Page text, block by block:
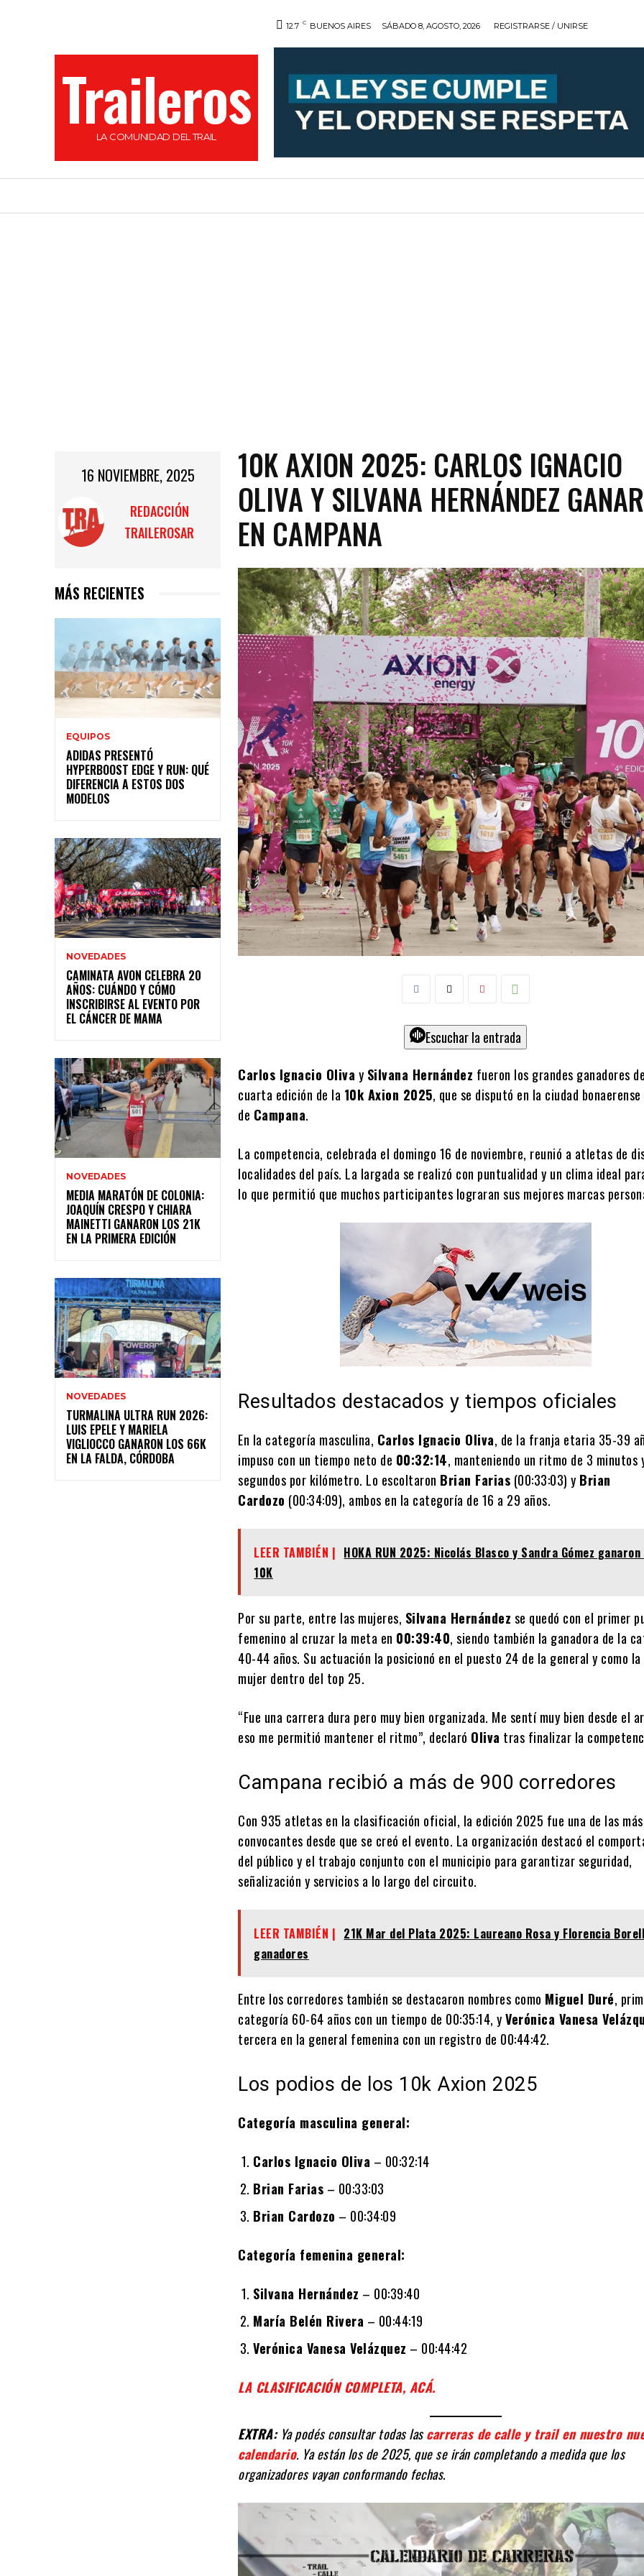
Traileros
LA COMUNIDAD DEL TRAIL
12.7 C BUENOS AIRES SÁBADO 8, AGOSTO, 2026 REGISTRARSE / UNIRSE
16 NOVIEMBRE, 2025
REDACCIÓN
TRAILEROSAR
MÁS RECIENTES
EQUIPOS
ADIDAS PRESENTÓ
HYPERBOOST EDGE Y RUN: QUÉ
DIFERENCIA A ESTOS DOS
MODELOS
NOVEDADES
CAMINATA AVON CELEBRA 20
AÑOS: CUÁNDO Y CÓMO
INSCRIBIRSE AL EVENTO POR
EL CÁNCER DE MAMA
NOVEDADES
MEDIA MARATÓN DE COLONIA:
JOAQUÍN CRESPO Y CHIARA
MAINETTI GANARON LOS 21K
EN LA PRIMERA EDICIÓN
NOVEDADES
TURMALINA ULTRA RUN 2026:
LUIS EPELE Y MARIELA
VIGLIOCCO GANARON LOS 66K
EN LA FALDA, CÓRDOBA
10K AXION 2025: CARLOS IGNACIO
OLIVA Y SILVANA HERNÁNDEZ
EN CAMPANA
Escuchar la entrada
Carlos Ignacio Oliva y Silvana Hernández fueron los grandes ganadores
cuarta edición de la 10k Axion 2025, que se disputó en la ciudad bonaerense
de Campana.
La competencia, celebrada el domingo 16 de noviembre, reunió a atletas de
localidades del país. La largada se realizó con puntualidad y un clima ideal
lo que permitió que muchos participantes lograran sus mejores marcas
Resultados destacados y tiempos oficiales
En la categoría masculina, Carlos Ignacio Oliva, de la franja etaria 35-39
impuso con un tiempo neto de 00:32:14, manteniendo un ritmo de 3 minutos
segundos por kilómetro. Lo escoltaron Brian Farias (00:33:03) y Brian
Cardozo (00:34:09), ambos en la categoría de 16 a 29 años.
LEER TAMBIÉN | HOKA RUN 2025: Nicolás Blasco y Sandra Gómez
10K
Por su parte, entre las mujeres, Silvana Hernández se quedó con el primer
femenino al cruzar la meta en 00:39:40, siendo también la ganadora de la
40-44 años. Su actuación la posicionó en el puesto 24 de la general y como
mujer dentro del top 25.
“Fue una carrera dura pero muy bien organizada. Me sentí muy bien desde el
eso me permitió mantener el ritmo”, declaró Oliva tras finalizar la
Campana recibió a más de 900 corredores
Con 935 atletas en la clasificación oficial, la edición 2025 fue una de las más
convocantes desde que se creó el evento. La organización destacó el
del público y el trabajo conjunto con el municipio para garantizar seguridad,
señalización y servicios a lo largo del circuito.
LEER TAMBIÉN | 21K Mar del Plata 2025: Laureano Rosa y Florencia
ganadores
Entre los corredores también se destacaron nombres como Miguel Duré,
categoría 60-64 años con un tiempo de 00:35:14, yVerónica Vanesa
tercera en la general femenina con un registro de 00:44:42.
Los podios de los 10k Axion 2025
Categoría masculina general:
Carlos Ignacio Oliva – 00:32:14
Brian Farias – 00:33:03
Brian Cardozo – 00:34:09
Categoría femenina general:
Silvana Hernández – 00:39:40
María Belén Rivera – 00:44:19
Verónica Vanesa Velázquez – 00:44:42
LA CLASIFICACIÓN COMPLETA, ACÁ.
EXTRA:Ya podés consultar todas lascarreras de calle y trail en nuestro
calendario. Ya están los de 2025, que se irán completando a medida que los
organizadores vayan conformando fechas.